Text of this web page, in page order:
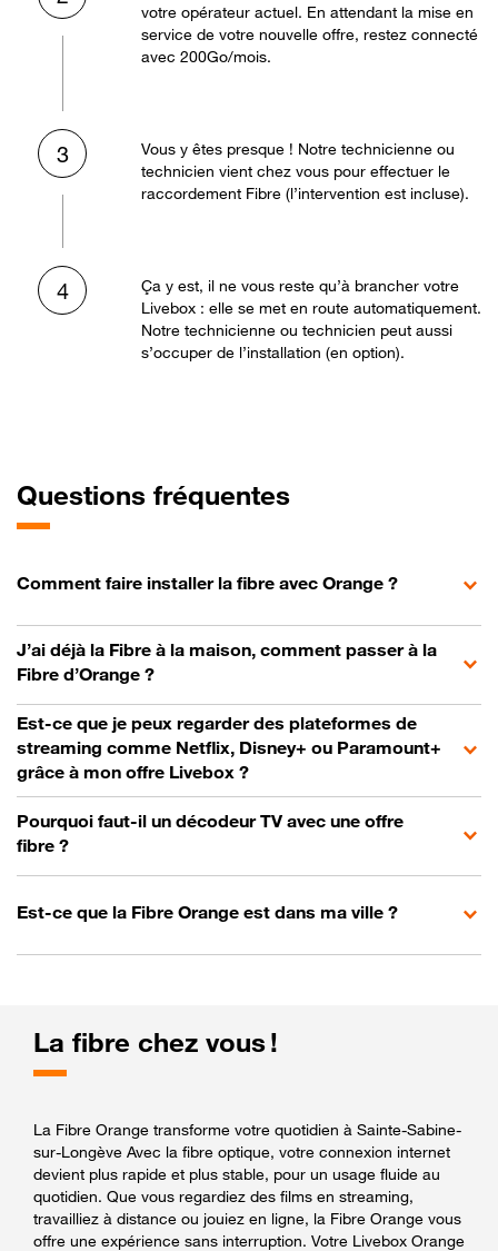
votre opérateur actuel. En attendant la mise en
service de votre nouvelle offre, restez connecté
avec 200Go/mois.
3
Vous y êtes presque ! Notre technicienne ou
technicien vient chez vous pour effectuer le
raccordement Fibre (l’intervention est incluse).
4
Ça y est, il ne vous reste qu’à brancher votre
Livebox : elle se met en route automatiquement.
Notre technicienne ou technicien peut aussi
s’occuper de l’installation (en option).
Questions fréquentes
Comment faire installer la fibre avec Orange ?
J’ai déjà la Fibre à la maison, comment passer à la
Fibre d’Orange ?
Est-ce que je peux regarder des plateformes de
streaming comme Netflix, Disney+ ou Paramount+
grâce à mon offre Livebox ?
Pourquoi faut-il un décodeur TV avec une offre
fibre ?
Est-ce que la Fibre Orange est dans ma ville ?
La fibre chez vous !
La Fibre Orange transforme votre quotidien à Sainte-Sabine-
sur-Longève Avec la fibre optique, votre connexion internet
devient plus rapide et plus stable, pour un usage fluide au
quotidien. Que vous regardiez des films en streaming,
travailliez à distance ou jouiez en ligne, la Fibre Orange vous
offre une expérience sans interruption. Votre Livebox Orange